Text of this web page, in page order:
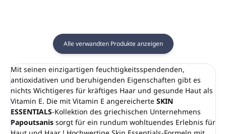
Alle verwandten Produkte anzeigen
Mit seinen einzigartigen feuchtigkeitsspendenden,
antioxidativen und beruhigenden Eigenschaften gibt es
nichts Wichtigeres für kräftiges Haar und gesunde Haut als
Vitamin E. Die mit Vitamin E angereicherte SKIN
ESSENTIALS-Kollektion des griechischen Unternehmens
Papoutsanis sorgt für ein rundum wohltuendes Erlebnis für